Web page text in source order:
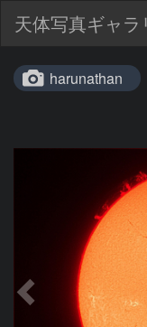
天体写真ギャラ
harunathan